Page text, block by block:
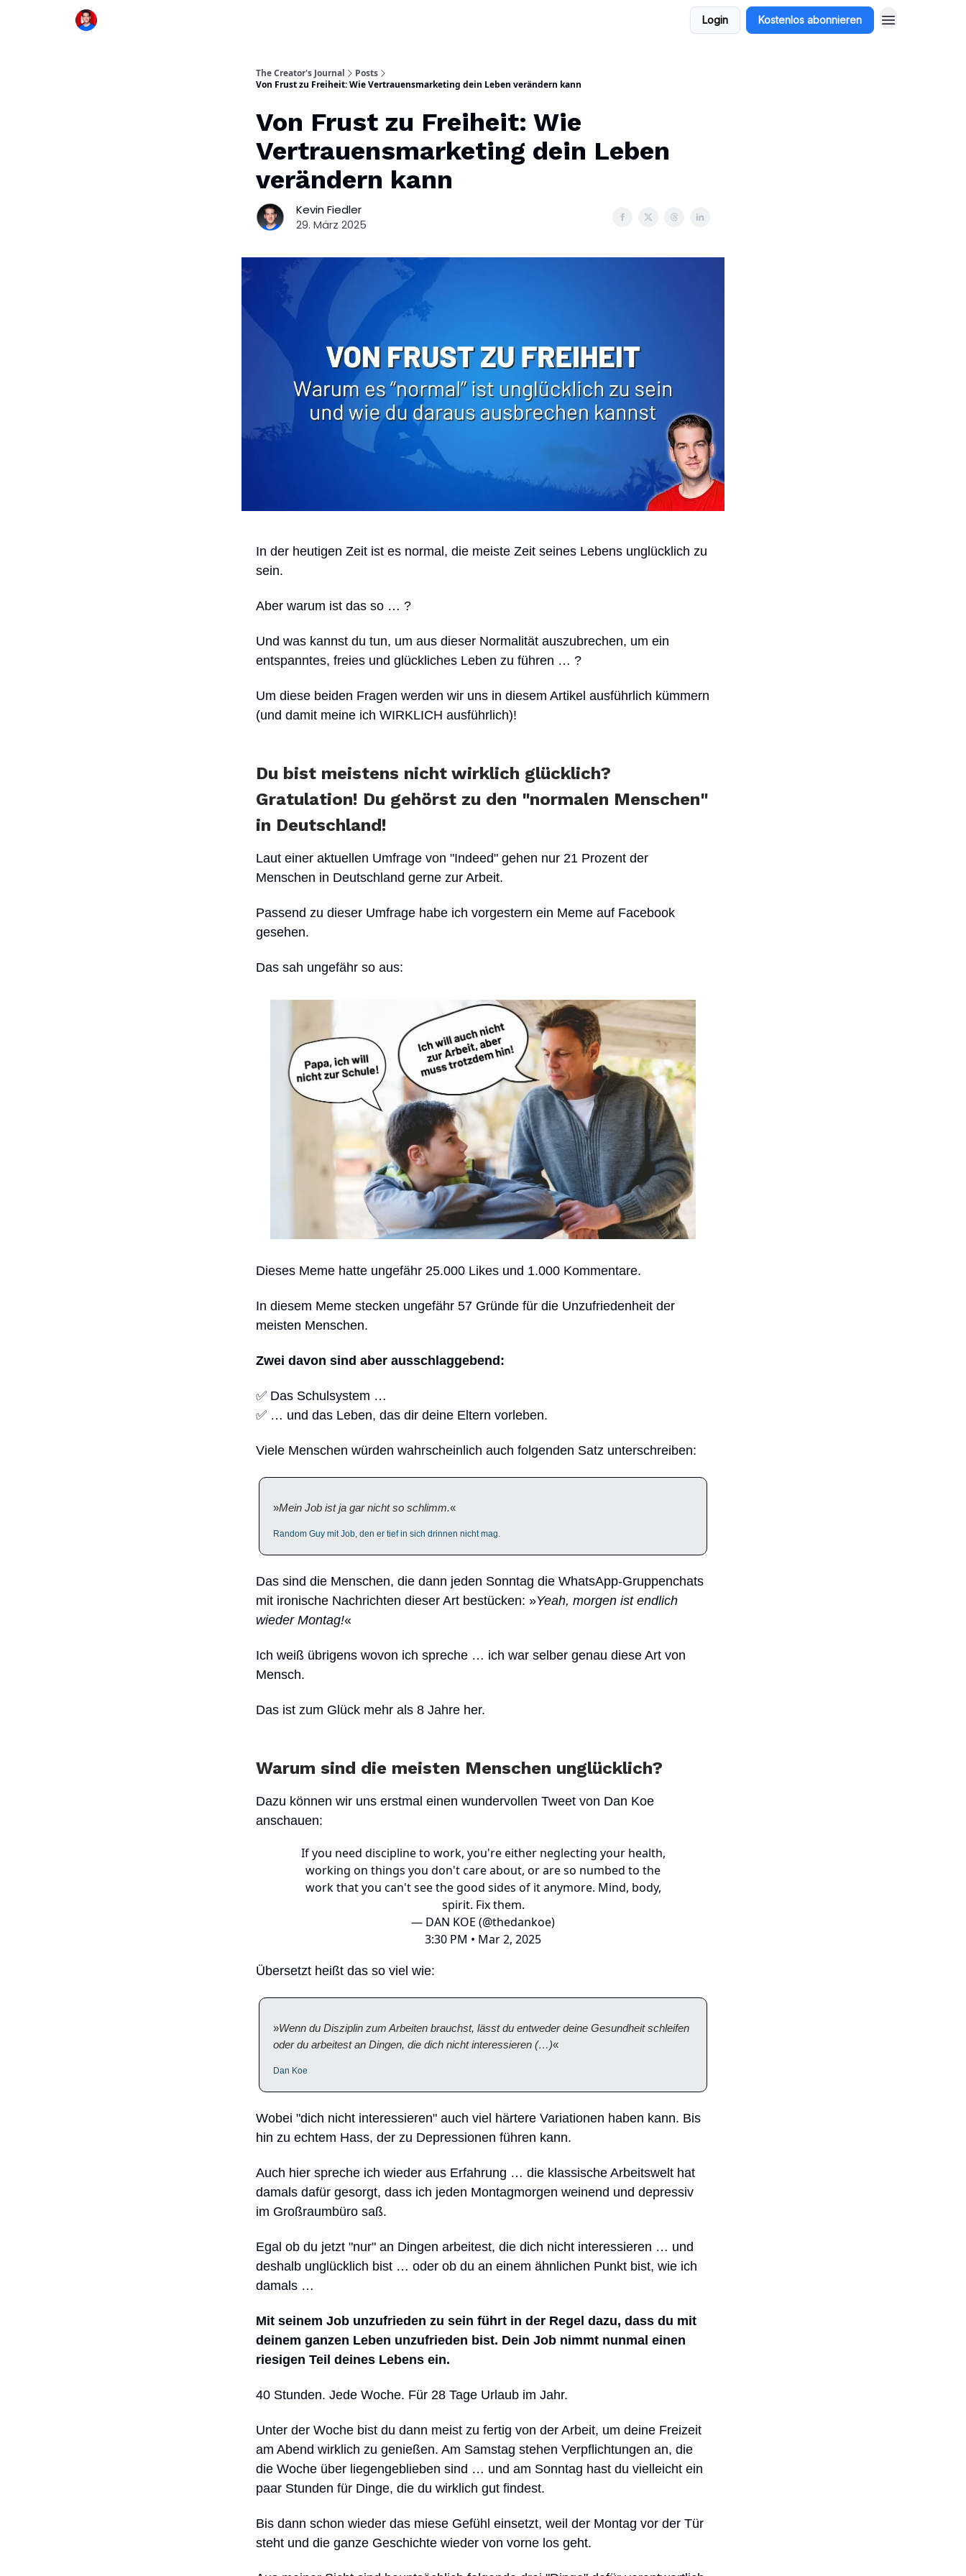
Login Kostenlos abonnieren
The Creator's Journal
Posts
Von Frust zu Freiheit: Wie Vertrauensmarketing dein Leben verändern kann
Von Frust zu Freiheit: Wie
Vertrauensmarketing dein Leben
verändern kann
Kevin Fiedler
29. März 2025
In der heutigen Zeit ist es normal, die meiste Zeit seines Lebens unglücklich zu
sein.
Aber warum ist das so … ?
Und was kannst du tun, um aus dieser Normalität auszubrechen, um ein
entspanntes, freies und glückliches Leben zu führen … ?
Um diese beiden Fragen werden wir uns in diesem Artikel ausführlich kümmern
(und damit meine ich WIRKLICH ausführlich)!
Du bist meistens nicht wirklich glücklich?
Gratulation! Du gehörst zu den "normalen Menschen"
in Deutschland!
Laut einer aktuellen Umfrage von "Indeed" gehen nur 21 Prozent der
Menschen in Deutschland gerne zur Arbeit.
Passend zu dieser Umfrage habe ich vorgestern ein Meme auf Facebook
gesehen.
Das sah ungefähr so aus:
Dieses Meme hatte ungefähr 25.000 Likes und 1.000 Kommentare.
In diesem Meme stecken ungefähr 57 Gründe für die Unzufriedenheit der
meisten Menschen.
Zwei davon sind aber ausschlaggebend:
✅ Das Schulsystem …
✅ … und das Leben, das dir deine Eltern vorleben.
Viele Menschen würden wahrscheinlich auch folgenden Satz unterschreiben:
»Mein Job ist ja gar nicht so schlimm.«
Random Guy mit Job, den er tief in sich drinnen nicht mag.
Das sind die Menschen, die dann jeden Sonntag die WhatsApp-Gruppenchats
mit ironische Nachrichten dieser Art bestücken: »Yeah, morgen ist endlich
wieder Montag!«
Ich weiß übrigens wovon ich spreche … ich war selber genau diese Art von
Mensch.
Das ist zum Glück mehr als 8 Jahre her.
Warum sind die meisten Menschen unglücklich?
Dazu können wir uns erstmal einen wundervollen Tweet von Dan Koe
anschauen:
If you need discipline to work, you're either neglecting your health,
working on things you don't care about, or are so numbed to the
work that you can't see the good sides of it anymore. Mind, body,
spirit. Fix them.
— DAN KOE (@thedankoe)
3:30 PM • Mar 2, 2025
Übersetzt heißt das so viel wie:
»Wenn du Disziplin zum Arbeiten brauchst, lässt du entweder deine Gesundheit schleifen
oder du arbeitest an Dingen, die dich nicht interessieren (…)«
Dan Koe
Wobei "dich nicht interessieren" auch viel härtere Variationen haben kann. Bis
hin zu echtem Hass, der zu Depressionen führen kann.
Auch hier spreche ich wieder aus Erfahrung … die klassische Arbeitswelt hat
damals dafür gesorgt, dass ich jeden Montagmorgen weinend und depressiv
im Großraumbüro saß.
Egal ob du jetzt "nur" an Dingen arbeitest, die dich nicht interessieren … und
deshalb unglücklich bist … oder ob du an einem ähnlichen Punkt bist, wie ich
damals …
Mit seinem Job unzufrieden zu sein führt in der Regel dazu, dass du mit
deinem ganzen Leben unzufrieden bist. Dein Job nimmt nunmal einen
riesigen Teil deines Lebens ein.
40 Stunden. Jede Woche. Für 28 Tage Urlaub im Jahr.
Unter der Woche bist du dann meist zu fertig von der Arbeit, um deine Freizeit
am Abend wirklich zu genießen. Am Samstag stehen Verpflichtungen an, die
die Woche über liegengeblieben sind … und am Sonntag hast du vielleicht ein
paar Stunden für Dinge, die du wirklich gut findest.
Bis dann schon wieder das miese Gefühl einsetzt, weil der Montag vor der Tür
steht und die ganze Geschichte wieder von vorne los geht.